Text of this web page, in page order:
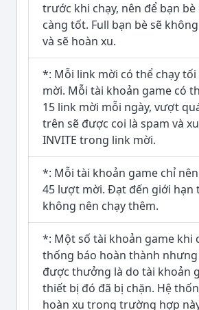
trước khi chạy, nên để bạn
càng tốt. Full bạn bè sẽ
và sẽ hoàn xu.
*: Mỗi link mời có thể chạy
mời. Mỗi tài khoản game có
15 link mời mỗi ngày, vượt
trên sẽ được coi là spam và
INVITE trong link mời.
*: Mỗi tài khoản game chỉ
45 lượt mời. Đạt đến giới hạn
không nên chạy thêm.
*: Một số tài khoản game khi
thống báo hoàn thành
được thưởng là do tài khoản
thiết bị đó đã bị chặn. Hệ
hoàn xu trong trường hợp